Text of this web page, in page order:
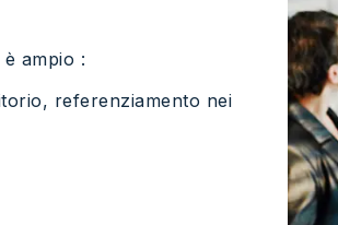
ampio :
referenziamento nei